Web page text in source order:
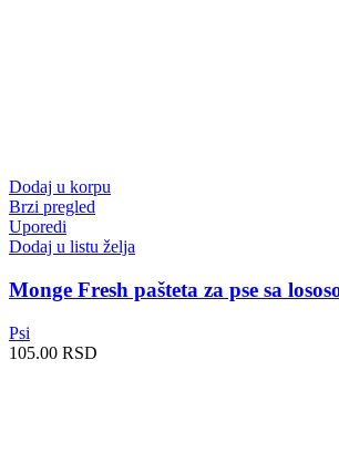
Dodaj u korpu
Brzi pregled
Uporedi
Dodaj u listu želja
Monge Fresh pašteta za pse sa
Psi
105.00 RSD